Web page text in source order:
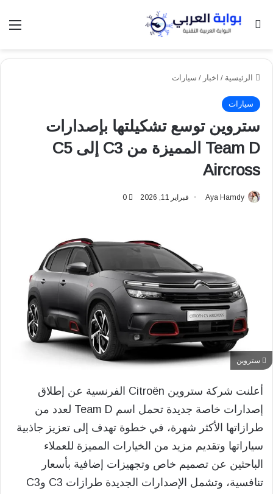
بحث عن
الرئيسية / اخبار / سيارات
سيارات
ستروين توسع تشكيلتها بإصدارات
Team D المميزة من C3 إلى C5
Aircross
Aya Hamdy فبراير 11, 2026 0
ستروين
أعلنت شركة ستروين Citroën الفرنسية عن إطلاق
إصدارات خاصة جديدة تحمل اسم Team D لعدد من
طرازاتها الأكثر شهرة، في خطوة تهدف إلى تعزيز جاذبية
سياراتها وتقديم مزيد من الخيارات المميزة للعملاء
الباحثين عن تصميم خاص وتجهيزات إضافية بأسعار
تنافسية، وتشمل الإصدارات الجديدة طرازات C3 وC3